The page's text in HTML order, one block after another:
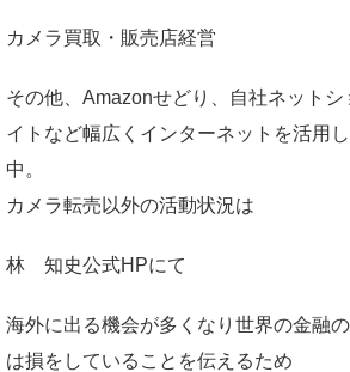
カメラ買取・販売店経営
その他、Amazonせどり、自社ネット
イトなど幅広くインターネットを活用
中。
カメラ転売以外の活動状況は
林 知史公式HPにて
海外に出る機会が多くなり世界の金融
は損をしていることを伝えるため